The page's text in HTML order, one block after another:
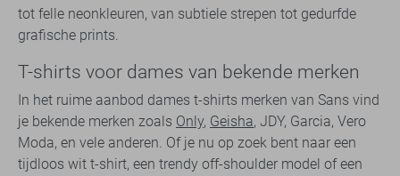
tot felle neonkleuren, van subtiele strepen tot gedurfde
grafische prints.
T-shirts voor dames van bekende merken
In het ruime aanbod dames t-shirts merken van Sans vind
je bekende merken zoals Only, Geisha, JDY, Garcia, Vero
Moda, en vele anderen. Of je nu op zoek bent naar een
tijdloos wit t-shirt, een trendy off-shoulder model of een